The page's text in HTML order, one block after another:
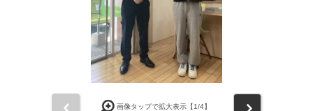
画像タップで拡大表示【1/4】